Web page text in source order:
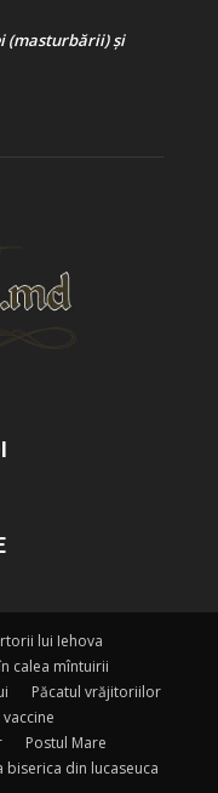
(masturbării) şi
lui Iehova
calea mîntuirii
Păcatul vrăjitoriilor
Postul Mare
biserica din lucaseuca